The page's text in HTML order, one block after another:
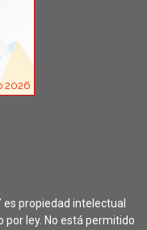
propiedad intelectual
por ley. No está permitido